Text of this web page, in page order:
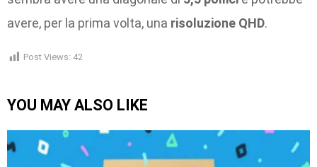
avere, per la prima volta, una risoluzione QHD.
Post Views: 42
YOU MAY ALSO LIKE